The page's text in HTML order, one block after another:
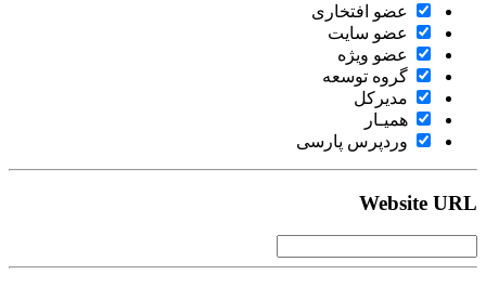
عضو افتخاری
عضو سایت
عضو ویژه
گروه توسعه
مدیرکل
همیـار
وردپرس پارسی
Website URL